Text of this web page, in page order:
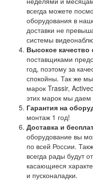
всегда можете
оборудования в
доставки не
системы
Высокое качество
поставщиками
год, поэтому за
спокойны. Так же
марок Trassir,
этих марок мы даем
Гарантия на
монтаж 1 год!
Доставка и
оборудование вы
по всей России.
всегда рады будут
касающиеся
и пусконаладки.